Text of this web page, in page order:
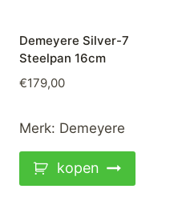
Demeyere Silver-7
Steelpan 16cm
€179,00
Merk: Demeyere
kopen